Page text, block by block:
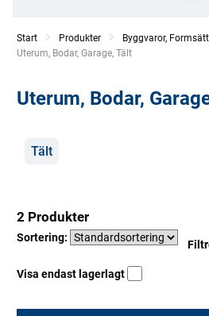
Start Produkter
Byggvaror,
Current:
Uterum, Bodar, Garage, Tält
Uterum, Bodar,
Kategorier
Tält
2 Produkter
Sortering:
Visa endast lagerlagt